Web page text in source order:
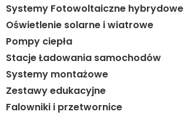
Systemy Fotowoltaiczne hybrydowe
Oświetlenie solarne i wiatrowe
Pompy ciepła
Stacje Ładowania samochodów
Systemy montażowe
Zestawy edukacyjne
Falowniki i przetwornice